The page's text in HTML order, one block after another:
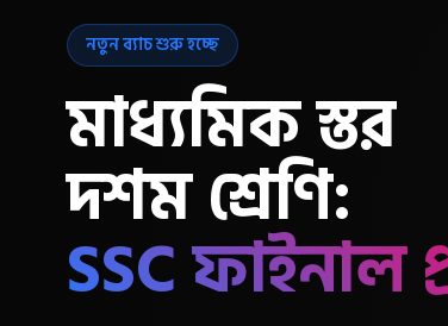
নতুন ব্যাচ শুরু হচ্ছে
মাধ্যমিক স্তর
দশম শ্রেণি:
SSC ফাইনাল